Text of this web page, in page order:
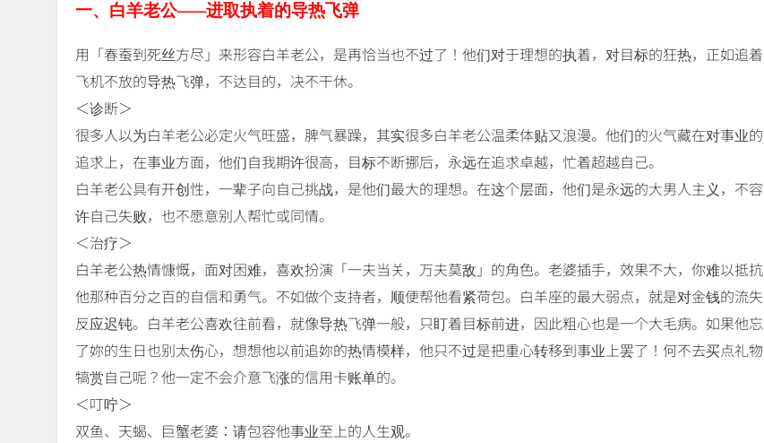
一、白羊老公——进取执着的导热飞弹
用「春蚕到死丝方尽」来形容白羊老公，是再恰当也不过了！他们对于理想的执着，对目标的狂热，正如追着
飞机不放的导热飞弹，不达目的，决不干休。
＜诊断＞
很多人以为白羊老公必定火气旺盛，脾气暴躁，其实很多白羊老公温柔体贴又浪漫。他们的火气藏在对事业的
追求上，在事业方面，他们自我期许很高，目标不断挪后，永远在追求卓越，忙着超越自己。
白羊老公具有开创性，一辈子向自己挑战，是他们最大的理想。在这个层面，他们是永远的大男人主义，不容
许自己失败，也不愿意别人帮忙或同情。
＜治疗＞
白羊老公热情慷慨，面对困难，喜欢扮演「一夫当关，万夫莫敌」的角色。老婆插手，效果不大，你难以抵抗
他那种百分之百的自信和勇气。不如做个支持者，顺便帮他看紧荷包。白羊座的最大弱点，就是对金钱的流失
反应迟钝。白羊老公喜欢往前看，就像导热飞弹一般，只盯着目标前进，因此粗心也是一个大毛病。如果他忘
了妳的生日也别太伤心，想想他以前追妳的热情模样，他只不过是把重心转移到事业上罢了！何不去买点礼物
犒赏自己呢？他一定不会介意飞涨的信用卡账单的。
＜叮咛＞
双鱼、天蝎、巨蟹老婆：请包容他事业至上的人生观。